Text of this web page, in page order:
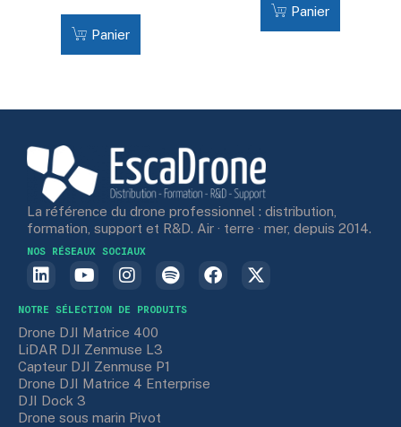
Panier
Panier
La référence du drone professionnel : distribution,
formation, support et R&D. Air · terre · mer, depuis 2014.
NOS RÉSEAUX SOCIAUX
NOTRE SÉLECTION DE PRODUITS
Drone DJI Matrice 400
LiDAR DJI Zenmuse L3
Capteur DJI Zenmuse P1
Drone DJI Matrice 4 Enterprise
DJI Dock 3
Drone sous marin Pivot